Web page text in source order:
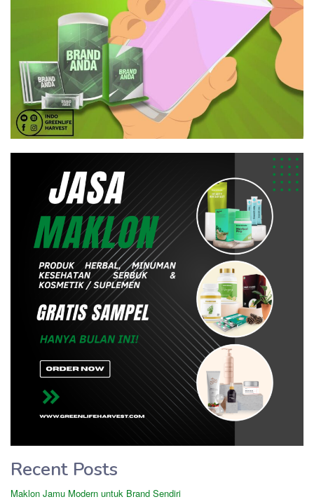
Recent Posts
Maklon Jamu Modern untuk Brand Sendiri